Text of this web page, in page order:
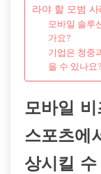
라야 할 모범
모바일 솔루
가요?
기업은 청중
을 수 있나요?
모바일
스포츠에
상시킬 수